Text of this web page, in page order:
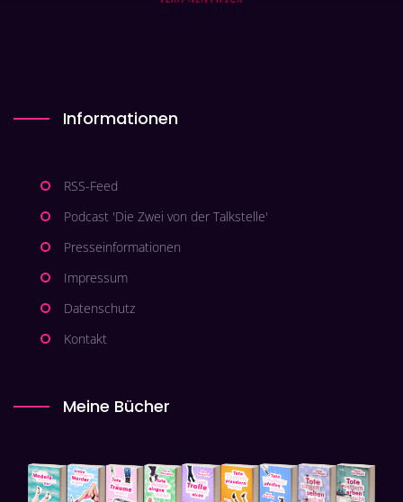
Informationen
RSS-Feed
Podcast 'Die Zwei von der Talkstelle'
Presseinformationen
Impressum
Datenschutz
Kontakt
Meine Bücher